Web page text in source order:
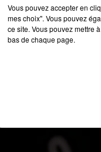
nos confrères
excès de vitesse
vont être
Vous pouvez accepter en
mes choix". Vous pouvez
ce site. Vous pouvez mettre
bas de chaque page.